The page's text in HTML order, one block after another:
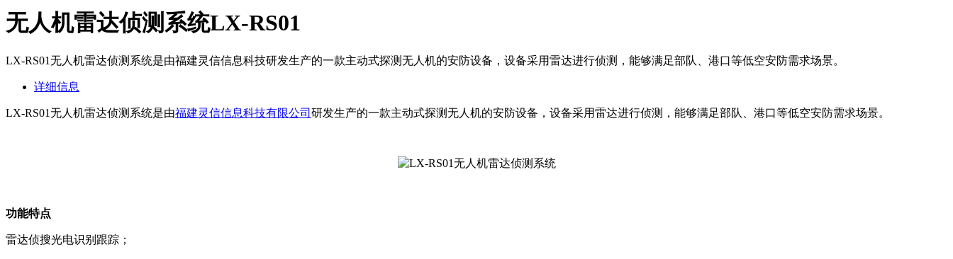
无人机雷达侦测系统LX-RS01
LX-RS01无人机雷达侦测系统是由福建灵信信息科技研发生产的一款主动式探测无人机的安防设备，设备采用雷达进行侦测，能够满足部队、港口等低空安防需求场景。
详细信息
LX-RS01无人机雷达侦测系统是由福建灵信信息科技有限公司 研发生产的一款主动式探测无人机的安防设备，设备采用雷达进行侦测，能够满足部队、港口等低空安防需求场景。
功能特点
雷达侦搜光电识别跟踪；